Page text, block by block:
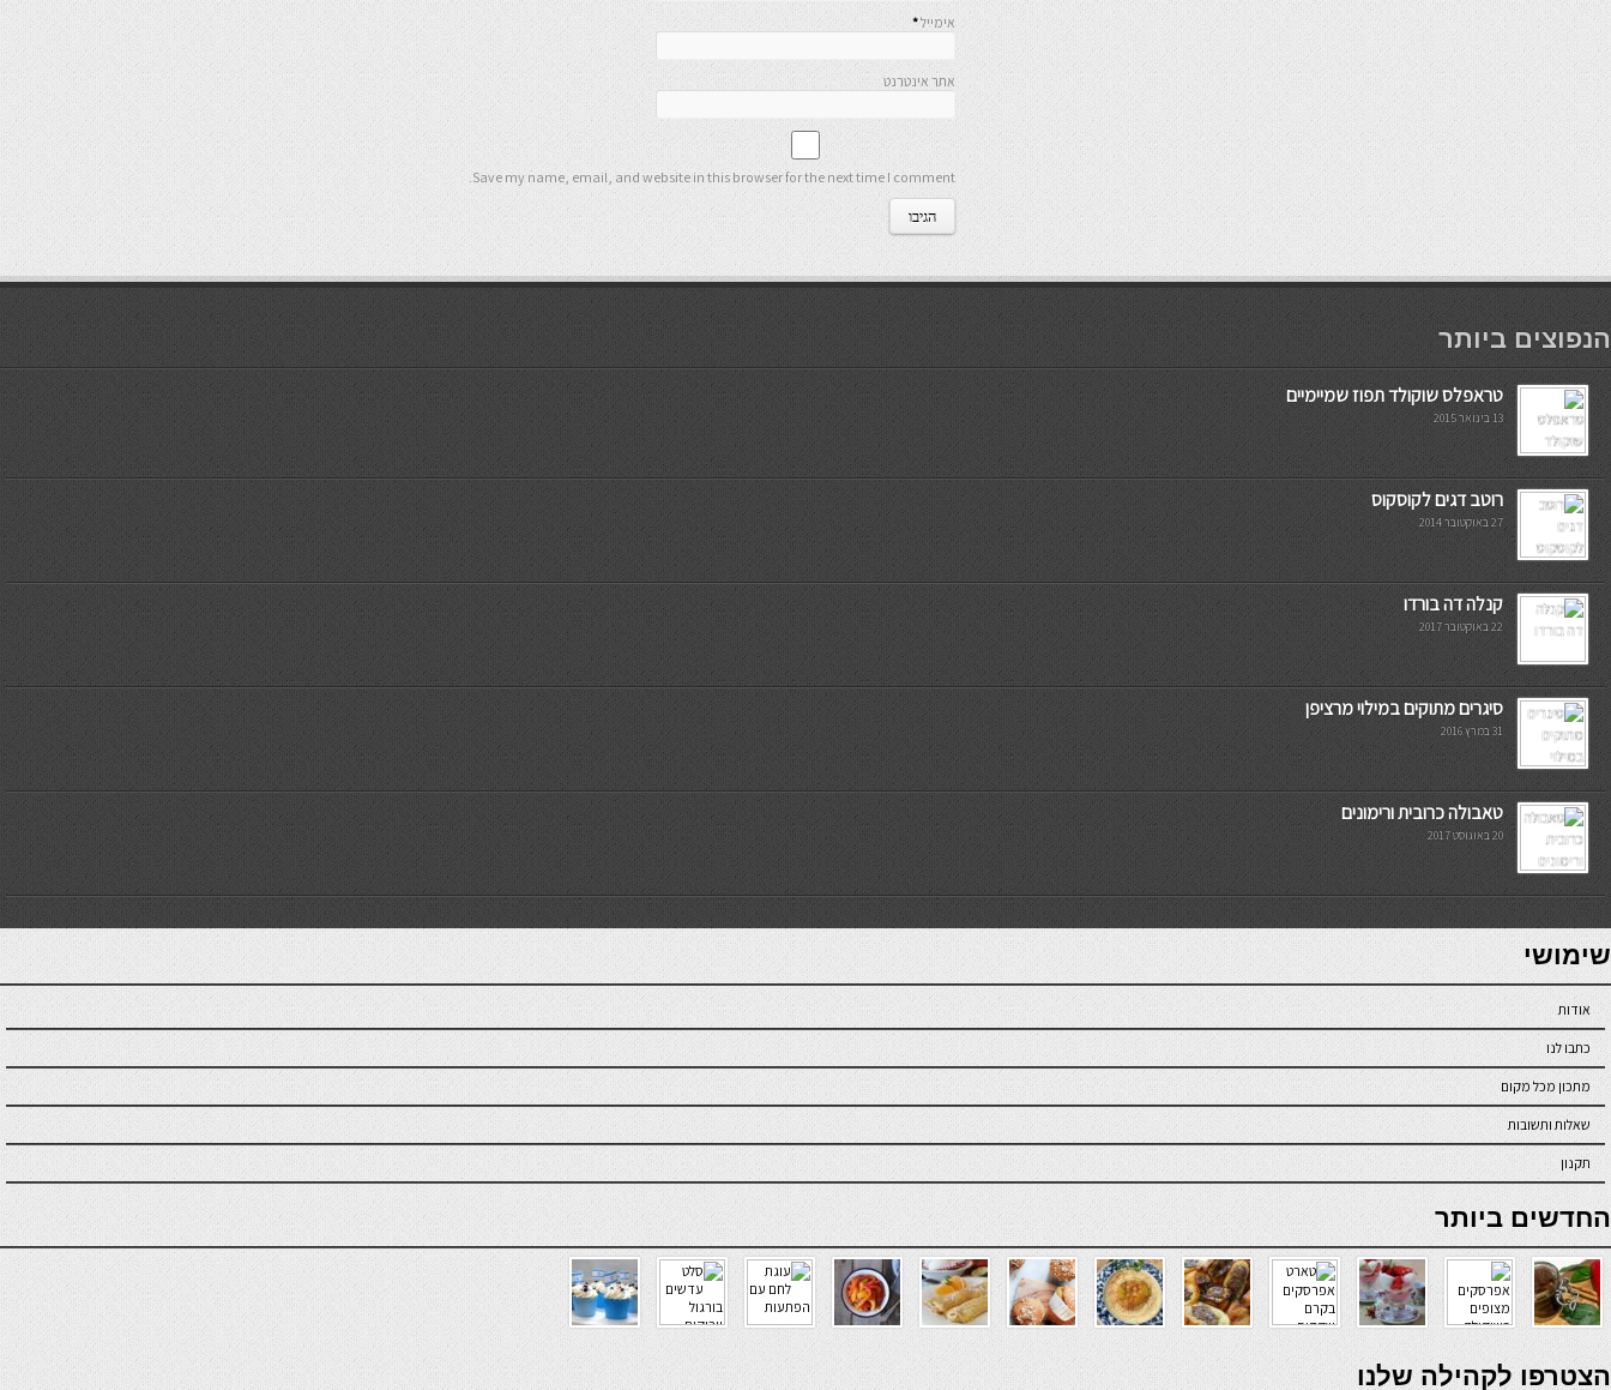
אימייל*
אתר אינטרנט
Save my name, email, and website in this browser for the next time I comment.
мостбет кг
הנפוצים ביותר
טראפלס שוקולד תפוז שמיימיים
13 בינואר 2015
רוטב דגים לקוסקוס
27 באוקטובר 2014
קנלה דה בורדו
22 באוקטובר 2017
סיגרים מתוקים במילוי מרציפן
31 במרץ 2016
טאבולה כרובית ורימונים
20 באוגוסט 2017
7slots
seriöse online casinos österreich
שימושי
אודות
כתבו לנו
מתכון מכל מקום
שאלות ותשובות
תקנון
online casino
החדשים ביותר
verde casino
הצטרפו לקהילה שלנו